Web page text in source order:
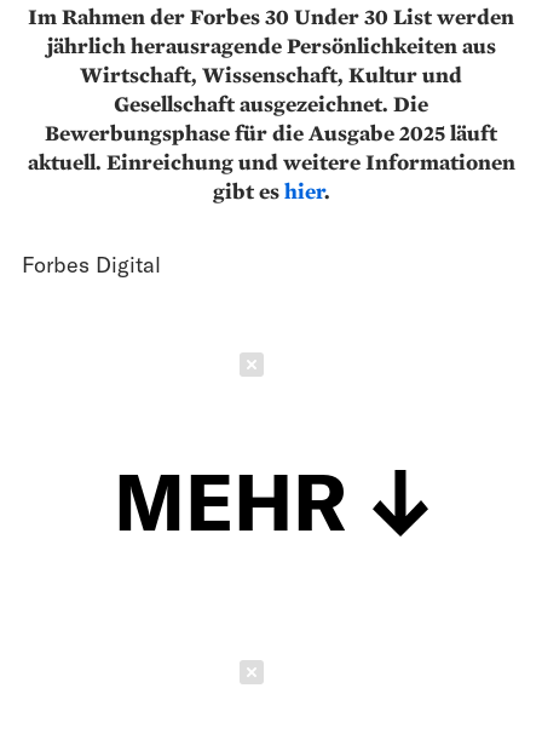
Im Rahmen der Forbes 30 Under 30 List werden
jährlich herausragende Persönlichkeiten aus
Wirtschaft, Wissenschaft, Kultur und
Gesellschaft ausgezeichnet. Die
Bewerbungsphase für die Ausgabe 2025 läuft
aktuell. Einreichung und weitere Informationen
gibt eshier.
Forbes Digital
MEHR